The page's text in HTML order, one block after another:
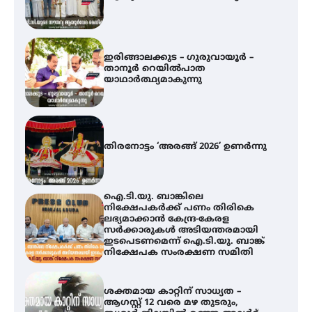
തിരനോട്ടം ‘അരങ്ങ് 2026’ ഉണർന്നു
നിക്ഷേപകർക്ക് പണം തിരികെ
ലഭ്യമാക്കാൻ കേന്ദ്ര-കേരള
സർക്കാരുകൾ അടിയന്തരമായി
ഇടപെടണമെന്ന് ഐ.ടി.യു. ബാങ്ക്
നിക്ഷേപക സംരക്ഷണ സമിതി
ശക്തമായ കാറ്റിന് സാധ്യത –
ആഗസ്റ്റ് 12 വരെ മഴ തുടരും,
തൃശൂർ ജില്ലയിൽ മഞ്ഞ അലർട്ട്
അരങ്ങ് 2026-ന്
സാംസ്കാരികപ്പൊലിമയോടെ